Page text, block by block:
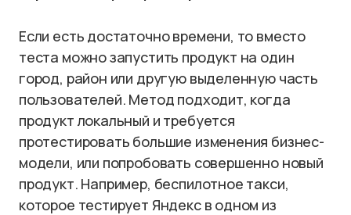
Если есть достаточно времени, то вместо
теста можно запустить продукт на один
город, район или другую выделенную часть
пользователей. Метод подходит, когда
продукт локальный и требуется
протестировать большие изменения бизнес-
модели, или попробовать совершенно новый
продукт. Например, беспилотное такси,
которое тестирует Яндекс в одном из